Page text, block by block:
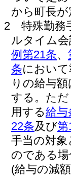
から町長
2
特殊勤務
ルタイム
例第21条、
条におい
りの給与
する。 た
用する給与
22条及び第
手当の対
のである
(給与の減